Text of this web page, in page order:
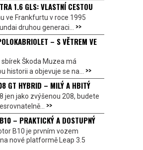
1.6 GLS: VLASTNÍ CESTOU
ve Frankfurtu v roce 1995
druhou generaci... >>
– S VĚTREM VE
Škoda Muzea má
historii a objevuje se na... >>
GT HYBRID – MILÝ A HBITÝ
jen jako zvýšenou 208, budete
>>
– PRAKTICKÝ A DOSTUPNÝ
B10 je prvním vozem
nové platformě Leap 3.5